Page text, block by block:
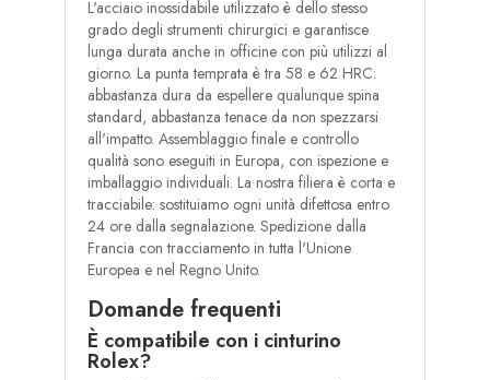
L'acciaio inossidabile utilizzato è dello stesso
grado degli strumenti chirurgici e garantisce
lunga durata anche in officine con più utilizzi al
giorno. La punta temprata è tra 58 e 62 HRC:
abbastanza dura da espellere qualunque spina
standard, abbastanza tenace da non spezzarsi
all'impatto. Assemblaggio finale e controllo
qualità sono eseguiti in Europa, con ispezione e
imballaggio individuali. La nostra filiera è corta e
tracciabile: sostituiamo ogni unità difettosa entro
24 ore dalla segnalazione. Spedizione dalla
Francia con tracciamento in tutta l'Unione
Europea e nel Regno Unito.
Domande frequenti
È compatibile con i cinturino
Rolex?